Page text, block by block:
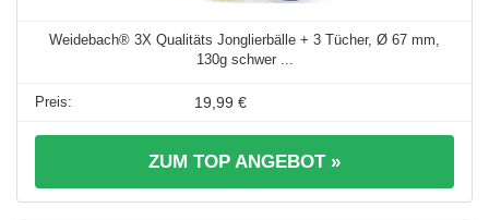
Weidebach® 3X Qualitäts Jonglierbälle + 3 Tücher, Ø 67 mm,
130g schwer ...
19,99 €
ZUM TOP ANGEBOT »